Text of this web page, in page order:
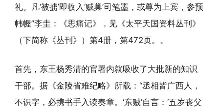
礼。凡‘被掳’即收入‘贼巢’司笔墨，或尊为上宾，参预
帏幄”李圭：《思痛记》，见《太平天国资料丛刊》
（下简称《丛刊》）第4册，第472页。。
首先，东王杨秀清的官署内就吸收了大批新的知识
干部。据《金陵省难纪略》所载：“丞相皆广西人，
不识字，必携书手入读奏章。‘东贼’自言：‘五岁丧父